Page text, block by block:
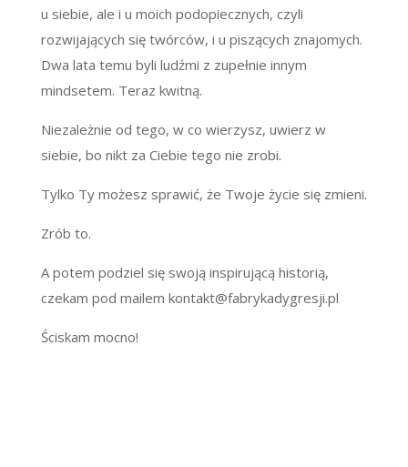
u siebie, ale i u moich podopiecznych, czyli
rozwijających się twórców, i u piszących znajomych.
Dwa lata temu byli ludźmi z zupełnie innym
mindsetem. Teraz kwitną.
Niezależnie od tego, w co wierzysz, uwierz w
siebie, bo nikt za Ciebie tego nie zrobi.
Tylko Ty możesz sprawić, że Twoje życie się zmieni.
Zrób to.
A potem podziel się swoją inspirującą historią,
czekam pod mailem kontakt@fabrykadygresji.pl
Ściskam mocno!